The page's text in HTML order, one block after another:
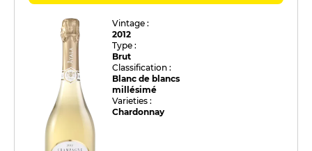
Vintage :
2012
Type :
Brut
Classification :
Blanc de blancs
millésimé
Varieties :
Chardonnay